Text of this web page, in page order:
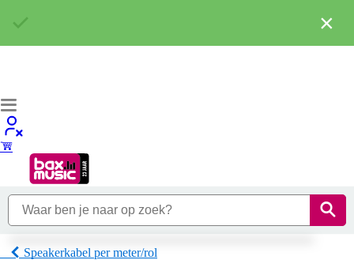
Speakerkabel per meter/rol
×